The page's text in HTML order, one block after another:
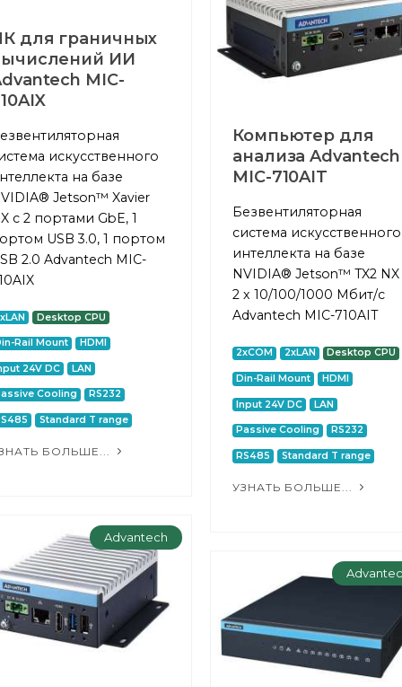
для граничных
ИИ
MIC-
искусственного
на базе
Jetson™ Xavier
с 2 портами GbE, 1
USB 3.0, 1 портом
2.0 Advantech MIC-
Desktop CPU
Rail Mount HDMI
24V DC LAN
Cooling RS232
Standard T range
БОЛЬШЕ...
Компьютер для
анализа Advantech
MIC-710AIT
Безвентиляторная
система искусственного
интеллекта на базе
NVIDIA® Jetson™ TX2 NX
2 x 10/100/1000 Мбит/с
Advantech MIC-710AIT
2xCOM 2xLAN Desktop CPU
Din-Rail Mount HDMI
Input 24V DC LAN
Passive Cooling RS232
RS485 Standard T range
УЗНАТЬ БОЛЬШЕ...
Advantech